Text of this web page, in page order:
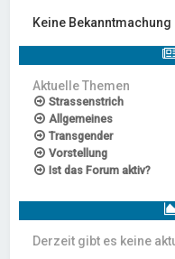
Keine Bekanntmachung
Aktuelle Themen
Strassenstrich
Allgemeines
Transgender
Vorstellung
Ist das Forum aktiv?
Derzeit gibt es keine